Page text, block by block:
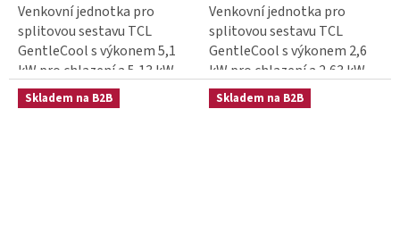
Venkovní jednotka pro
splitovou sestavu TCL
GentleCool s výkonem 5,1
kW pro chlazení a 5,13 kW
pro vytápění.
Venkovní jednotka pro
splitovou sestavu TCL
GentleCool s výkonem 2,6
kW pro chlazení a 2,63 kW
pro vytápění.
Skladem na B2B Skladem na B2B